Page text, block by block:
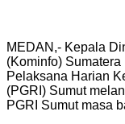
MEDAN,- Kepala
(Kominfo)
Pelaksana Harian
(PGRI) Sumut
PGRI Sumut masa